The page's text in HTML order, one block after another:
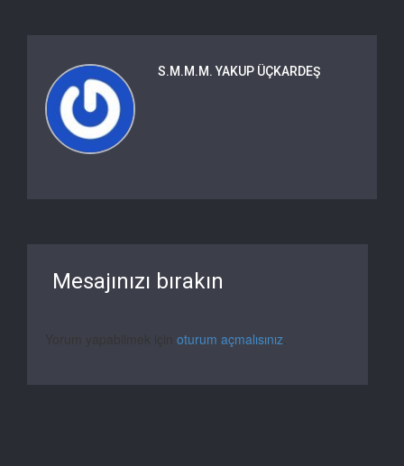
S.M.M.M. YAKUP ÜÇKARDEŞ
Mesajınızı bırakın
oturum açmalısınız